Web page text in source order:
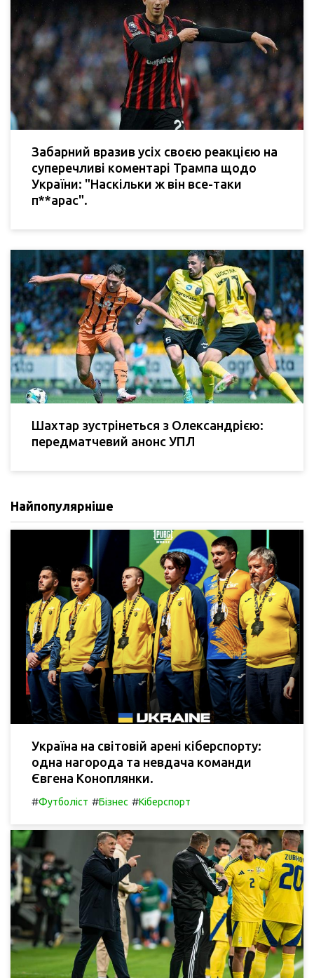
Забарний вразив усіх своєю реакцією на
суперечливі коментарі Трампа щодо
України: "Наскільки ж він все-таки
п**арас".
Шахтар зустрінеться з Олександрією:
передматчевий анонс УПЛ
Найпопулярніше
Україна на світовій арені кіберспорту:
одна нагорода та невдача команди
Євгена Коноплянки.
#Футболіст #Бізнес #Кіберспорт